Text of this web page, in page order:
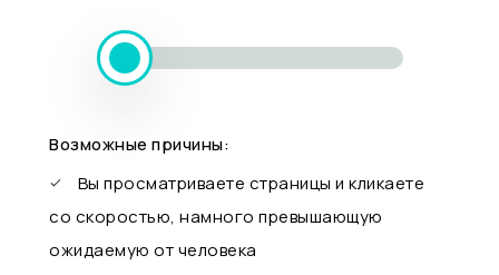
Возможные причины:
Вы просматриваете страницы и кликаете
со скоростью, намного превышающую
ожидаемую от человека